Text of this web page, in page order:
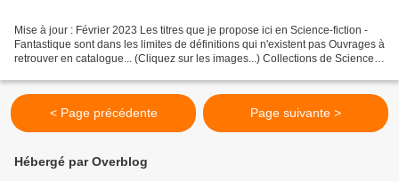
Mise à jour : Février 2023 Les titres que je propose ici en Science-fiction -
Fantastique sont dans les limites de définitions qui n'existent pas Ouvrages à
retrouver en catalogue... (Cliquez sur les images...) Collections de Science-
< Page précédente Page suivante >
Hébergé par Overblog